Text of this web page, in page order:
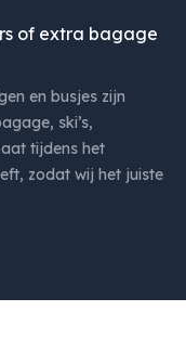
of extra bagage
en busjes zijn
ski’s,
tijdens het
zodat wij het juiste